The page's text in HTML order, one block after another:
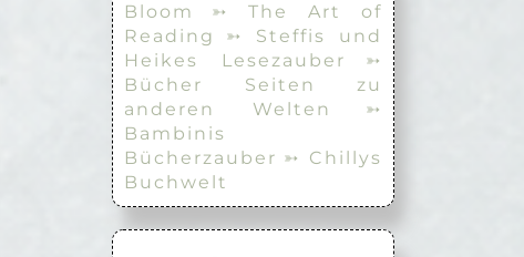
Bloom
➳ The Art of
Reading
➳ Steffis und
Heikes Lesezauber
➳
Bücher Seiten zu
anderen Welten
➳
Bambinis
Bücherzauber ➳ Chillys
Buchwelt